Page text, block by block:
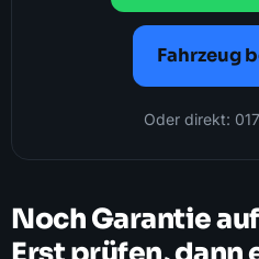
Fahrzeug
Oder direkt:
Noch Garantie